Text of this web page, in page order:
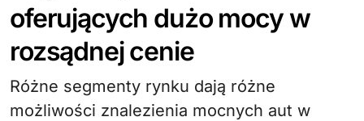
oferujących dużo mocy w
rozsądnej cenie
Różne segmenty rynku dają różne
możliwości znalezienia mocnych aut w